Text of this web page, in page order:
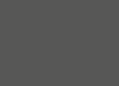
ou em domicílio de
esta também não seja
o local da efetiva entrega
no documento fiscal
aquisições realizadas por
do imposto, a parcela
Federada destinatária é